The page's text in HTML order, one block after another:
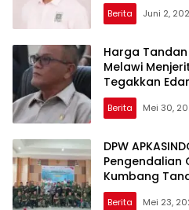
Berita Juni 2,
Harga Tandan
Melawi
Tegakkan
Berita Mei 30,
DPW
Pengendalian
Kumbang
Pengurus
Berita Mei 23,